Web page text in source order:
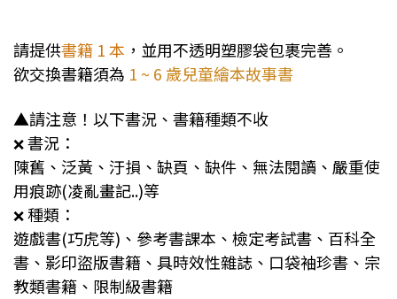
請提供書籍 1 本 ，並用不透明塑膠袋包裹完善。
欲交換書籍須為 1 ~ 6 歲兒童繪本故事書
▲請注意！以下書況、書籍種類不收
❌書況：
陳舊、泛黃、汙損、缺頁、缺件、無法閱讀、嚴重使
用痕跡(凌亂畫記..)等
❌種類：
遊戲書(巧虎等)、參考書課本、檢定考試書、百科全
書、影印盜版書籍、具時效性雜誌、口袋袖珍書、宗
教類書籍、限制級書籍